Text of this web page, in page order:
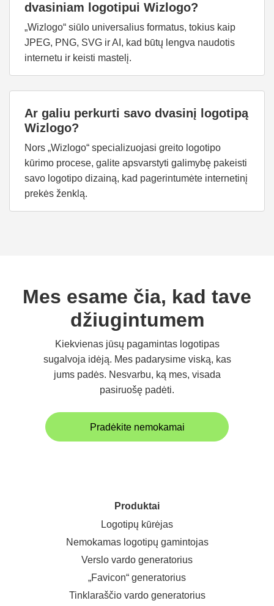
dvasiniam logotipui Wizlogo?
„Wizlogo“ siūlo universalius formatus, tokius kaip
JPEG, PNG, SVG ir AI, kad būtų lengva naudotis
internetu ir keisti mastelį.
Ar galiu perkurti savo dvasinį logotipą
Wizlogo?
Nors „Wizlogo“ specializuojasi greito logotipo
kūrimo procese, galite apsvarstyti galimybę pakeisti
savo logotipo dizainą, kad pagerintumėte internetinį
prekės ženklą.
Mes esame čia, kad tave
džiugintumem
Kiekvienas jūsų pagamintas logotipas
sugalvoja idėją. Mes padarysime viską, kas
jums padės. Nesvarbu, ką mes, visada
pasiruošę padėti.
Pradėkite nemokamai
Produktai
Logotipų kūrėjas
Nemokamas logotipų gamintojas
Verslo vardo generatorius
„Favicon“ generatorius
Tinklaraščio vardo generatorius